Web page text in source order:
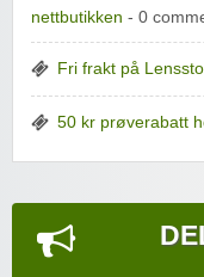
nettbutikken - 0
Fri frakt på
50 kr prøverabatt